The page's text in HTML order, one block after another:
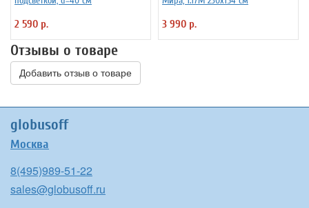
2 590 р. 3 990 р.
Отзывы о товаре
Добавить отзыв о товаре
globusoff
Москва
8(495)989-51-22
sales@globusoff.ru